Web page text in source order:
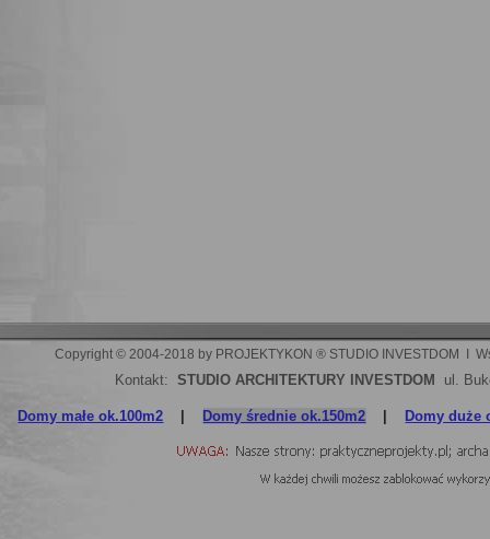
Copyright © 2004-2018 by PROJEKTYKON ® STUDIO INVESTDOM  I
Kontakt: STUDIO ARCHITEKTURY INVESTDOM ul.
Domy małe ok.100m2 Domy średnie ok.150m2 Domy duże